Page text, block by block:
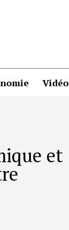
Vidéo
et